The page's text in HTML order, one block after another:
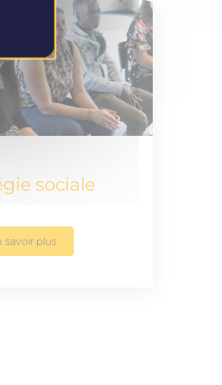
sociale
savoir plus